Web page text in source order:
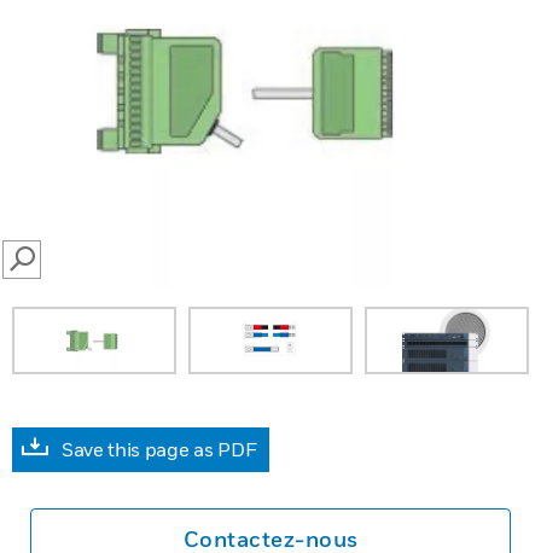
SEARCH
Save this page as PDF
Contactez-nous